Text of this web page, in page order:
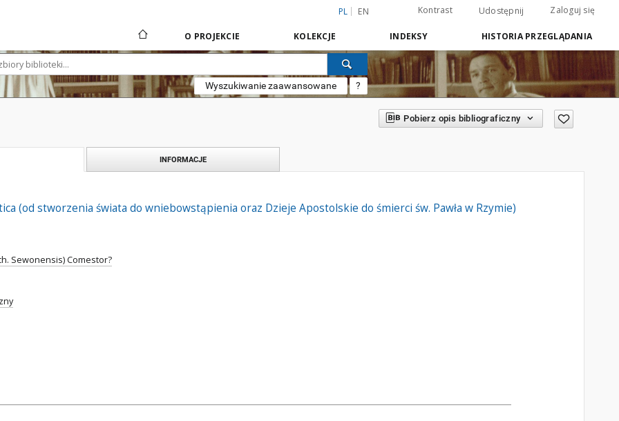
PL EN Kontrast Udostępnij Zaloguj się
O PROJEKCIE KOLEKCJE INDEKSY HISTORIA PRZEGLĄDANIA
Wyszukiwanie zaawansowane ?
Pobierz opis bibliograficzny
INFORMACJE
(od stworzenia świata do wniebowstąpienia oraz Dzieje Apostolskie do śmierci św. Pawła w Rzymie)
Sewonensis) Comestor?